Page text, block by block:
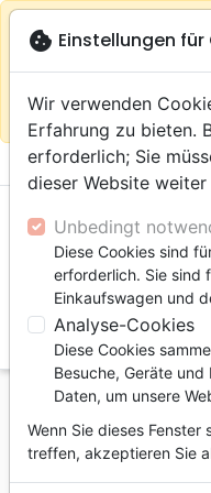
Auf
warningGemäß
Ihrem
Einkauf im ShopDas
menu
Startseite Bücher
Shannon - combat
Shannon
cookie Einstellungen
Wir verwenden
Erfahrung zu bieten.
erforderlich; Sie
dieser Website
Unbedingt
Diese Cookies sind
erforderlich. Sie sind
Einkaufswagen und
Analyse-Cookies
Diese Cookies
Besuche, Geräte
Daten, um unsere
Wenn Sie dieses Fenster
treffen, akzeptieren Sie